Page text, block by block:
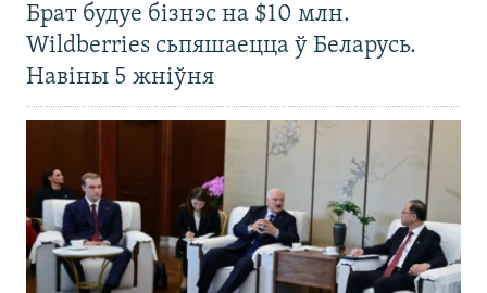
Брат будуе бізнэс на $10 млн.
Wildberries сьпяшаецца ў Беларусь.
Навіны 5 жніўня